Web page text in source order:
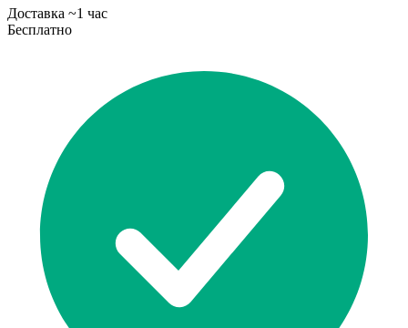
Доставка ~1 час
Бесплатно